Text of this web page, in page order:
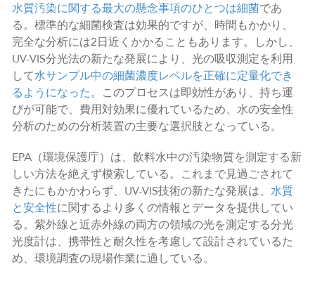
水質汚染に関する最大の懸念事項のひとつは細菌であ
る。標準的な細菌検査は効果的ですが、時間もかかり、
完全な分析には2日近くかかることもあります。しかし、
UV-VIS分光法の新たな発展により、光の吸収測定を利用
して水サンプル中の細菌濃度レベルを正確に定量化でき
るようになった。このプロセスは即効性があり、持ち運
びが可能で、費用対効果に優れているため、水の安全性
分析のための分析装置の主要な選択肢となっている。
EPA（環境保護庁）は、飲料水中の汚染物質を測定する新
しい方法を絶えず模索している。これまで見過ごされて
きたにもかかわらず、UV-VIS技術の新たな発展は、 水質
と安全性に関するより多くの情報とデータを提供してい
る。紫外線と近赤外線の両方の領域の光を測定する分光
光度計は、携帯性と耐久性を考慮して設計されているた
め、環境調査の現場作業に適している。